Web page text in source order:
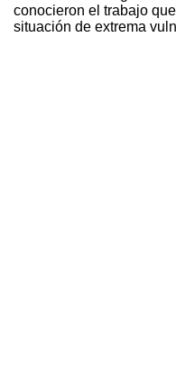
conocieron el trabajo
situación de extrema